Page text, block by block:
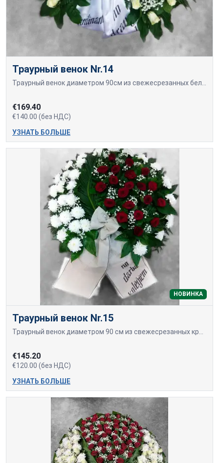
Траурный венок Nr.14
€169.40
€140.00 (без НДС)
УЗНАТЬ БОЛЬШЕ
НОВИНКА
Траурный венок Nr.15
€145.20
€120.00 (без НДС)
УЗНАТЬ БОЛЬШЕ